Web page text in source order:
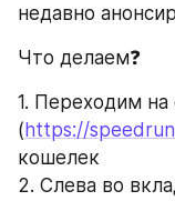
недавно
Что делаем❓
1. Переходим на
( https://
кошелек